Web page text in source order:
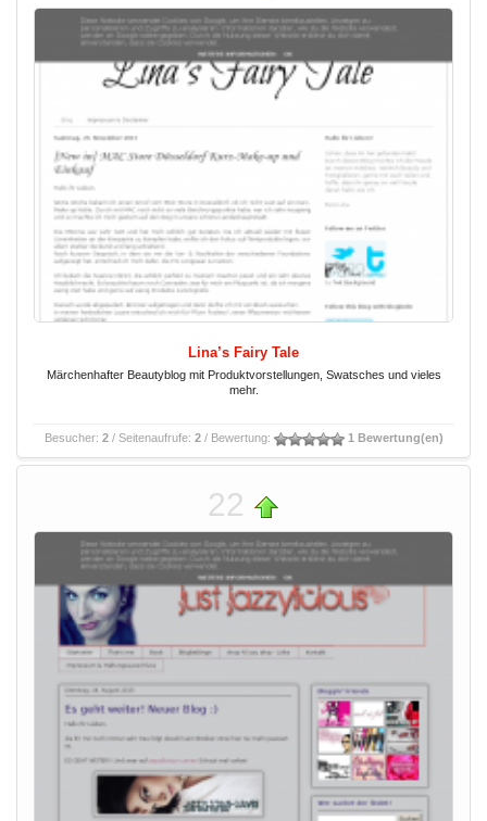
Lina’s Fairy Tale
Märchenhafter Beautyblog mit Produktvorstellungen, Swatsches und vieles
mehr.
Besucher: 2/ Seitenaufrufe: 2/ Bewertung: 1 Bewertung(en)
22